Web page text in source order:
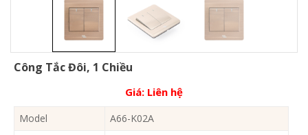
Công Tắc Đôi, 1 Chiều
Giá: Liên hệ
Model
A66-K02A